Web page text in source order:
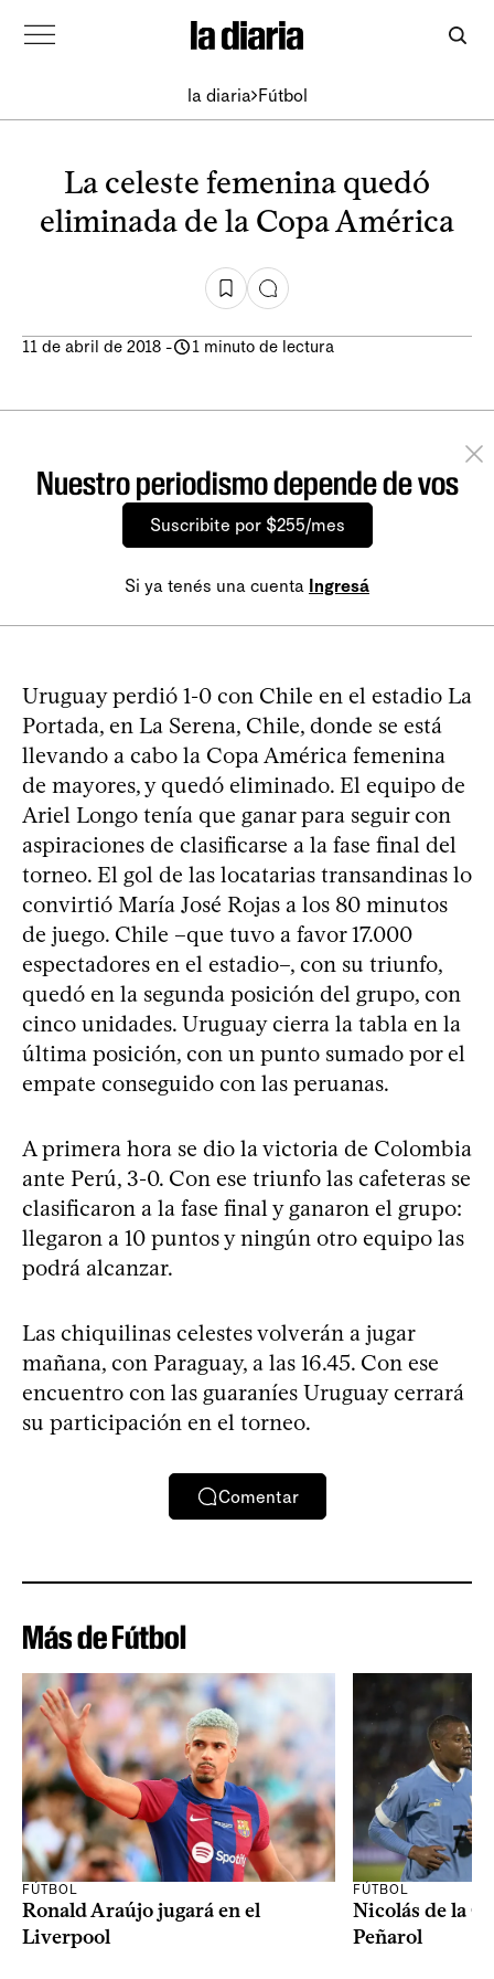
la diaria Fútbol
La celeste femenina quedó
eliminada de la Copa América
11 de abril de 2018 - 1 minuto de lectura
Nuestro periodismo depende de vos
Suscribite por $255/mes
Si ya tenés una cuenta Ingresá
Uruguay perdió 1-0 con Chile en el estadio La
Portada, en La Serena, Chile, donde se está
llevando a cabo la Copa América femenina
de mayores, y quedó eliminado. El equipo de
Ariel Longo tenía que ganar para seguir con
aspiraciones de clasificarse a la fase final del
torneo. El gol de las locatarias transandinas lo
convirtió María José Rojas a los 80 minutos
de juego. Chile –que tuvo a favor 17.000
espectadores en el estadio–, con su triunfo,
quedó en la segunda posición del grupo, con
cinco unidades. Uruguay cierra la tabla en la
última posición, con un punto sumado por el
empate conseguido con las peruanas.
A primera hora se dio la victoria de Colombia
ante Perú, 3-0. Con ese triunfo las cafeteras se
clasificaron a la fase final y ganaron el grupo:
llegaron a 10 puntos y ningún otro equipo las
podrá alcanzar.
Las chiquilinas celestes volverán a jugar
mañana, con Paraguay, a las 16.45. Con ese
encuentro con las guaraníes Uruguay cerrará
su participación en el torneo.
Comentar
Más de Fútbol
FÚTBOL
Ronald Araújo jugará en el
Liverpool
FÚTBOL
Nicolás de la
Peñarol